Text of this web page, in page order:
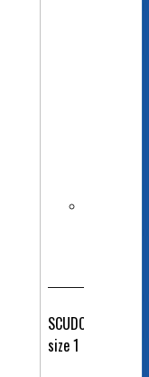
SCUDOTEX 488
size 1